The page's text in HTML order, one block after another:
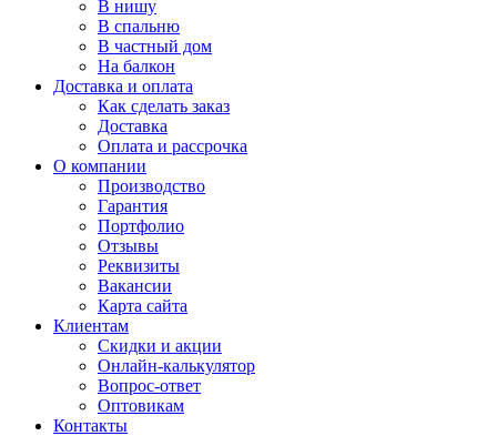
В нишу
В спальню
В частный дом
На балкон
Доставка и оплата
Как сделать заказ
Доставка
Оплата и рассрочка
О компании
Производство
Гарантия
Портфолио
Отзывы
Реквизиты
Вакансии
Карта сайта
Клиентам
Скидки и акции
Онлайн-калькулятор
Вопрос-ответ
Оптовикам
Контакты